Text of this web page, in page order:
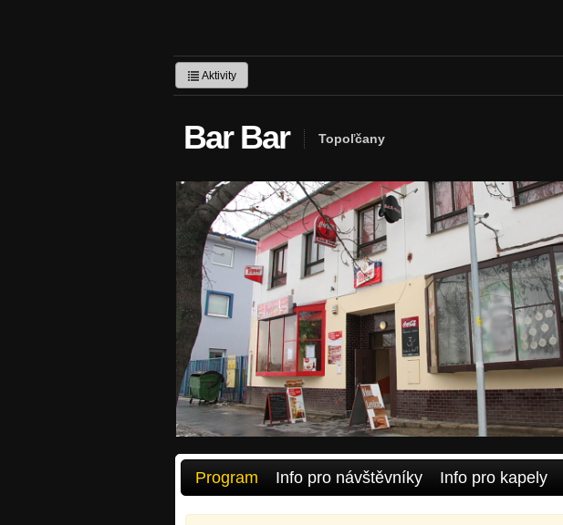
Aktivity
Bar Bar Topoľčany
Program Info pro návštěvníky Info pro kapely